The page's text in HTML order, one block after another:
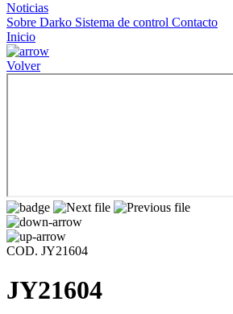
Noticias
Sobre Darko Sistema de control Contacto
Inicio
Volver
COD. JY21604
JY21604